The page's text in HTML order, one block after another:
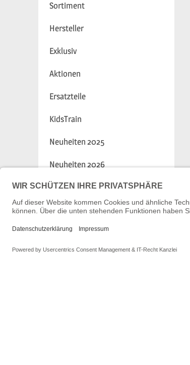
Sortiment
Hersteller
Exklusiv
Aktionen
Ersatzteile
KidsTrain
Neuheiten 2025
Neuheiten 2026
Stromsystem DC / 2-Leiter
Rauch
Rauch – Vorbereitet